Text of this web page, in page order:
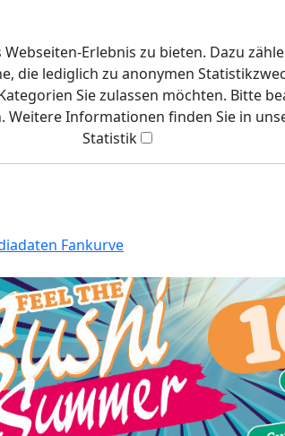
Erlebnis zu bieten. Dazu
die lediglich zu anonymen
Sie zulassen möchten. Bitte
Informationen finden Sie in
Statistik
Fankurve